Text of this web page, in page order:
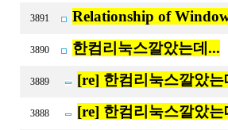
3891 Relationship of
3890 한컴리눅스깔았는데...
3889 [re] 한컴리눅스깔았는
3888 [re] 한컴리눅스깔았는